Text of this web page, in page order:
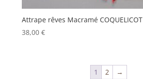
Attrape rêves Macramé COQUELICOT
38,00 €
1 2 →